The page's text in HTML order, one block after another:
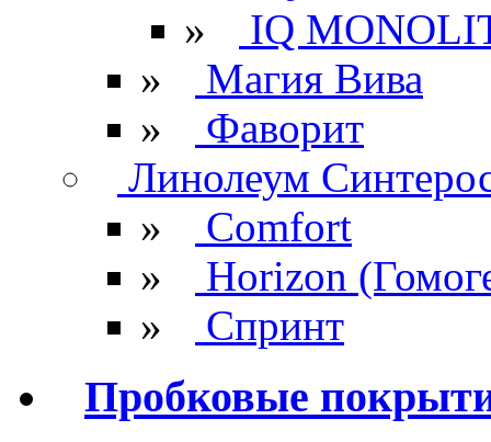
»
IQ
»
Магия Вива
»
Фаворит
Линолеум
»
Comfort
»
Horizon
»
Спринт
Пробковые